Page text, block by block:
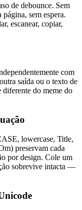
de debounce. Sem
sem espera.
escanear, copiar,
com
saída ou o texto de
do meme do
lowercase, Title,
preservam cada
por design. Cole um
sobrevive intacta —